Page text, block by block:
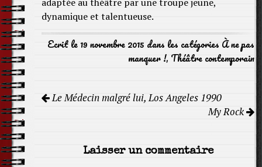
dynamique et talentueuse.
Ecrit le 19 novembre 2015 dans les catégories À ne pas
manquer !, Théâtre contemporain
deLe Médecin malgré lui, Los Angeles 1990
My Rock
Laisser un commentaire